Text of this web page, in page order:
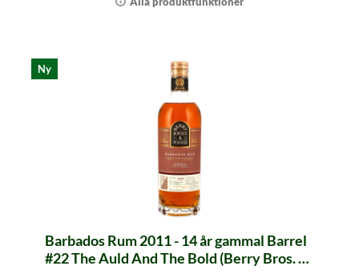
Ny
Barbados Rum 2011 - 14 år gammal Barrel
#22 The Auld And The Bold (Berry Bros. &